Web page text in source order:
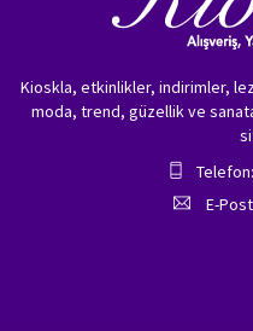
Kioskla, etkinlikler, indirimler,
moda, trend, güzellik ve
E-